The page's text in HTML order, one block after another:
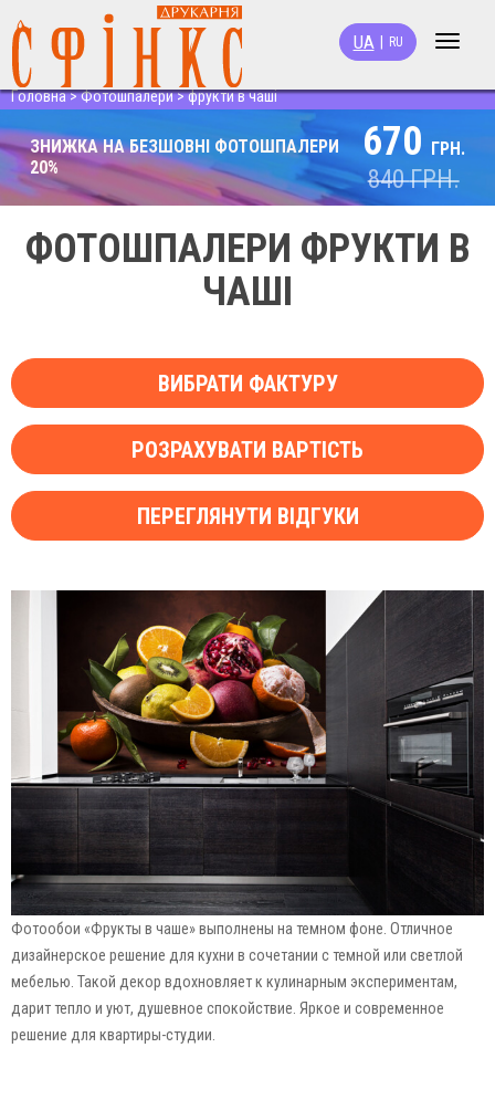
Toggle
UA RU
Головна>Фотошпалери>фрукти в чаші
ЗНИЖКА НА БЕЗШОВНІ ФОТОШПАЛЕРИ
20%
670 ГРН.
840ГРН.
ФОТОШПАЛЕРИ ФРУКТИ В
ЧАШІ
ВИБРАТИ ФАКТУРУ
РОЗРАХУВАТИ ВАРТІСТЬ
ПЕРЕГЛЯНУТИ ВІДГУКИ
Фотообои «Фрукты в чаше» выполнены на темном фоне. Отличное
дизайнерское решение для кухни в сочетании с темной или светлой
мебелью. Такой декор вдохновляет к кулинарным экспериментам,
дарит тепло и уют, душевное спокойствие. Яркое и современное
решение для квартиры-студии.